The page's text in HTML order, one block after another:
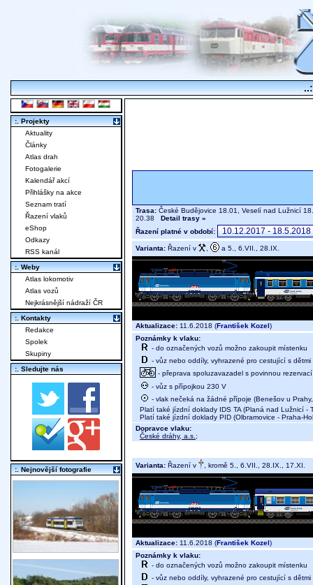
Trasa: České Budějovice 18.01, Veselí nad Lužnicí
20.38 Detail trasy »
Řazení platné v období:
Varianta: Řazení v a 5., 6.VII., 28.IX.
Aktualizace: 11.6.2018 (František Kozel)
Poznámky k vlaku:
- do označených vozů možno zakoupit místenku
- vůz nebo oddíly, vyhrazené pro cestující s
- přeprava spoluzavazadel s povinnou
- vůz s přípojkou 230 V
- vlak nečeká na žádné přípoje (Benešov u
Platí také jízdní doklady IDS TA (Planá nad Lužnicí -
Platí také jízdní doklady PID (Olbramovice - Praha-
Dopravce vlaku:
České dráhy, a.s. ;
Varianta: Řazení v , kromě 5., 6.VII., 28.IX., 17.XI.
Aktualizace: 11.6.2018 (František Kozel)
Poznámky k vlaku:
- do označených vozů možno zakoupit místenku
- vůz nebo oddíly, vyhrazené pro cestující s
:. Projekty
Aktuality
Články
Atlas drah
Fotogalerie
Kalendář akcí
Přihlášky na akce
Seznam tratí
Řazení vlaků
eShop
Odkazy
RSS kanál
:. Weby
Atlas lokomotiv
Atlas vozů
Nejkrásnější nádraží ČR
:. Kontakty
Redakce
Spolek
Skupiny
:. Sledujte nás
:. Nejnovější fotografie